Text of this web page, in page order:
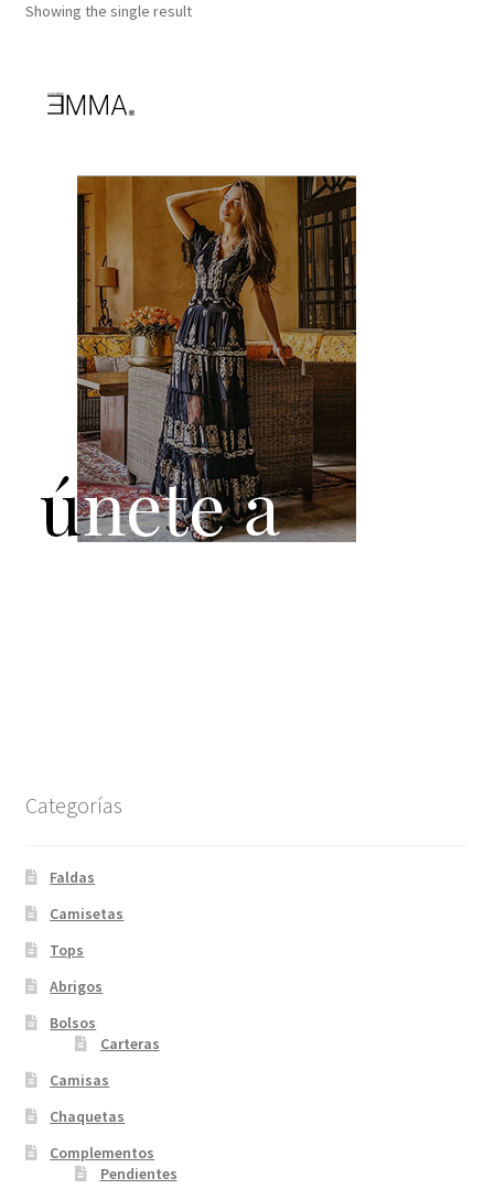
Showing the single result
Categorías
Faldas
Camisetas
Tops
Abrigos
Bolsos
Carteras
Camisas
Chaquetas
Complementos
Pendientes